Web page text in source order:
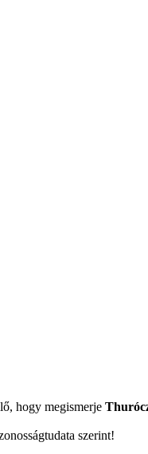
hogy megismerje
szerint!